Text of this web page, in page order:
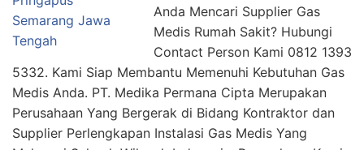
Anda Mencari Supplier Gas
Medis Rumah Sakit? Hubungi
Contact Person Kami 0812 1393
5332. Kami Siap Membantu Memenuhi Kebutuhan Gas
Medis Anda. PT. Medika Permana Cipta Merupakan
Perusahaan Yang Bergerak di Bidang Kontraktor dan
Supplier Perlengkapan Instalasi Gas Medis Yang